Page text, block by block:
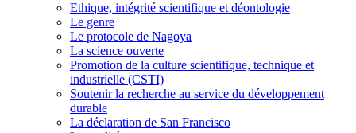
Ethique, intégrité scientifique et déontologie
Le genre
Le protocole de Nagoya
La science ouverte
Promotion de la culture scientifique, technique et
industrielle (CSTI)
Soutenir la recherche au service du développement
durable
La déclaration de San Francisco